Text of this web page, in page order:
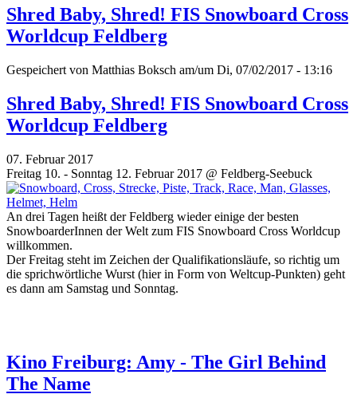
Shred Baby, Shred! FIS Snowboard Cross
Worldcup Feldberg
Gespeichert von Matthias Boksch am/um Di, 07/02/2017 - 13:16
Shred Baby, Shred! FIS Snowboard Cross
Worldcup Feldberg
07. Februar 2017
Freitag 10. - Sonntag 12. Februar 2017 @ Feldberg-Seebuck
An drei Tagen heißt der Feldberg wieder einige der besten
SnowboarderInnen der Welt zum FIS Snowboard Cross Worldcup
willkommen.
Der Freitag steht im Zeichen der Qualifikationsläufe, so richtig um
die sprichwörtliche Wurst (hier in Form von Weltcup-Punkten) geht
es dann am Samstag und Sonntag.
Kino Freiburg: Amy - The Girl Behind
The Name